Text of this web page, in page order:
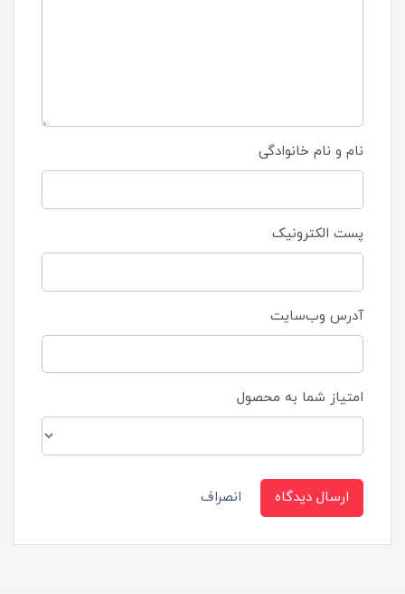
نام و نام خانوادگی
پست الکترونیک
آدرس وب‌سایت
امتیاز شما به محصول
ارسال دیدگاه انصراف